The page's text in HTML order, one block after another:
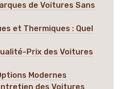
de Voitures Sans
et Thermiques : Quel
Prix des Voitures
Modernes
des Voitures